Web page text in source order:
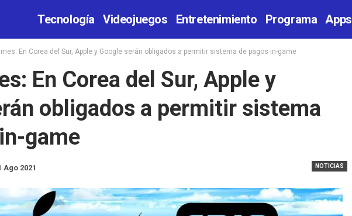
Tecnología Videojuegos Entretenimiento Programa Apps
En Corea del Sur, Apple y Google serán obligados a permitir sistema de pagos in-game
En Corea del Sur, Apple y
obligados a permitir sistema
game
NOTICIAS
Ago 2021